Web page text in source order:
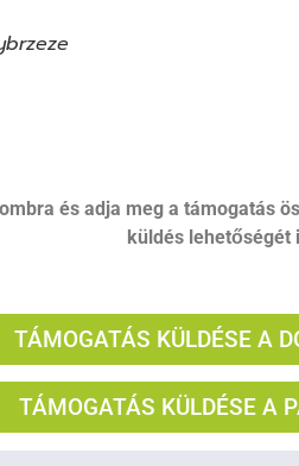
és adja meg a támogatás
küldés lehetőségét
TÁMOGATÁS KÜLDÉSE A
TÁMOGATÁS KÜLDÉSE A